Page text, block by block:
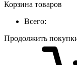
Корзина товаров
Всего:
Продолжить